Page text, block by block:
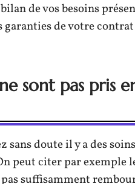
de vos besoins
garanties de votre
sont pas pris
sans doute il y a des
peut citer par exemple
pas suffisamment